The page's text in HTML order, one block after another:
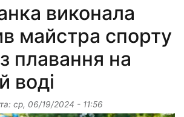
виконала
майстра спорту
плавання на
воді
ср, 06/19/2024 - 11:56